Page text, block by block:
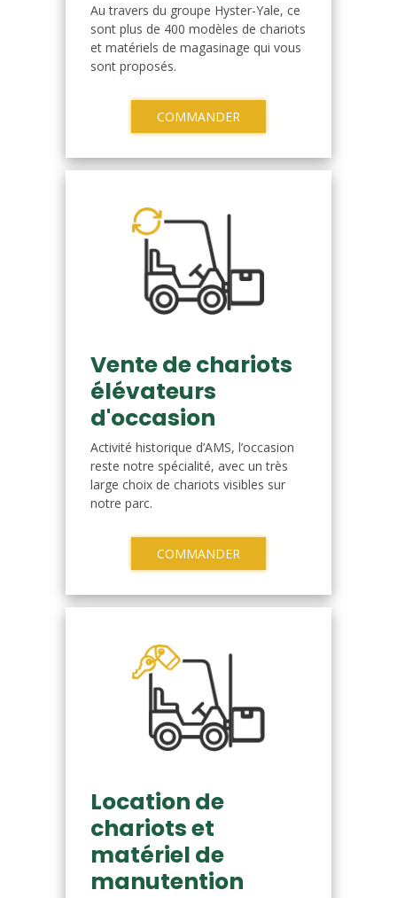
Au travers du groupe Hyster-Yale, ce
sont plus de 400 modèles de chariots
et matériels de magasinage qui vous
sont proposés.
COMMANDER
Vente de chariots
élévateurs
d'occasion
Activité historique d’AMS, l’occasion
reste notre spécialité, avec un très
large choix de chariots visibles sur
notre parc.
COMMANDER
Location de
chariots et
matériel de
manutention